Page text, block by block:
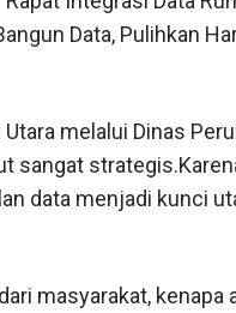
Data, Pulihkan
melalui Dinas
sangat
data menjadi kunci
masyarakat,